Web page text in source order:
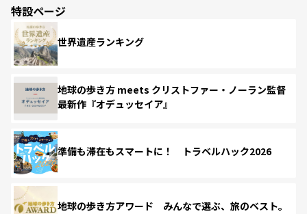
特設ページ
世界遺産ランキング
地球の歩き方 meets クリストファー・ノーラン監督
最新作『オデュッセイア』
準備も滞在もスマートに！ トラベルハック2026
地球の歩き方アワード みんなで選ぶ、旅のベスト。